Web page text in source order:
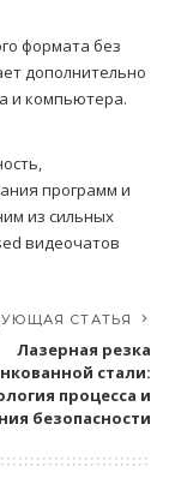
формата без
дополнительно
и компьютера.
программ и
из сильных
видеочатов
СТАТЬЯ
Лазерная резка
стали:
процесса и
безопасности